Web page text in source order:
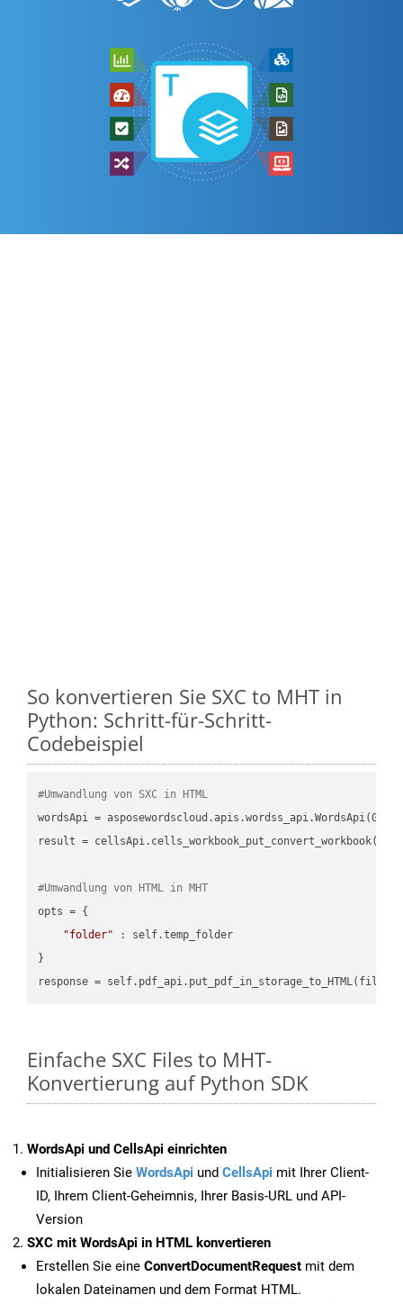
So konvertieren Sie SXC to MHT in
Python: Schritt-für-Schritt-
Codebeispiel
#Umwandlung von SXC in HTML
wordsApi =
result =
#Umwandlung von HTML in MHT
opts = {
"folder" : self.temp_folder
}
Einfache SXC Files to MHT-
Konvertierung auf Python SDK
WordsApi und CellsApi einrichten
Initialisieren Sie WordsApi und CellsApi mit Ihrer Client-
ID, Ihrem Client-Geheimnis, Ihrer Basis-URL und API-
Version
SXC mit WordsApi in HTML konvertieren
Erstellen Sie eine ConvertDocumentRequest mit dem
lokalen Dateinamen und dem Format HTML.